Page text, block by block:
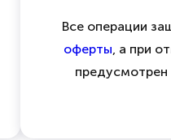
Все операции
оферты, а при
предусмотрен